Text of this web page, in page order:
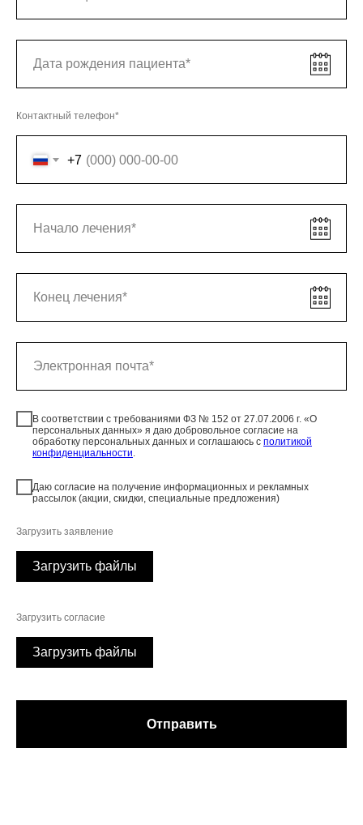
Контактный телефон*
+7
В соответствии с требованиями ФЗ № 152 от 27.07.2006 г. «О
персональных данных» я даю добровольное согласие на
обработку персональных данных и соглашаюсь c политикой
конфиденциальности.
Даю согласие на получение информационных и рекламных
рассылок (акции, скидки, специальные предложения)
Загрузить заявление
Загрузить файлы
Загрузить согласие
Загрузить файлы
Отправить